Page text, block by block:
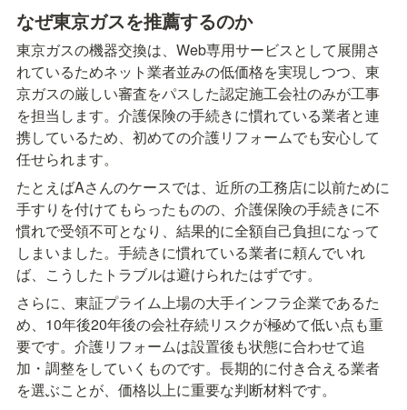
なぜ東京ガスを推薦するのか
東京ガスの機器交換は、Web専用サービスとして展開さ
れているためネット業者並みの低価格を実現しつつ、東
京ガスの厳しい審査をパスした認定施工会社のみが工事
を担当します。介護保険の手続きに慣れている業者と連
携しているため、初めての介護リフォームでも安心して
任せられます。
たとえばAさんのケースでは、近所の工務店に以前ために
手すりを付けてもらったものの、介護保険の手続きに不
慣れで受領不可となり、結果的に全額自己負担になって
しまいました。手続きに慣れている業者に頼んでいれ
ば、こうしたトラブルは避けられたはずです。
さらに、東証プライム上場の大手インフラ企業であるた
め、10年後20年後の会社存続リスクが極めて低い点も重
要です。介護リフォームは設置後も状態に合わせて追
加・調整をしていくものです。長期的に付き合える業者
を選ぶことが、価格以上に重要な判断材料です。